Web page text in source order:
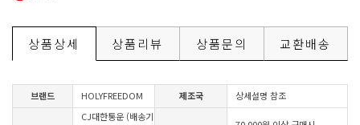
상품상세 상품리뷰 상품문의 교환배송
브랜드 HOLYFREEDOM 제조국
상세설명 참조
CJ대한통운 (배송기